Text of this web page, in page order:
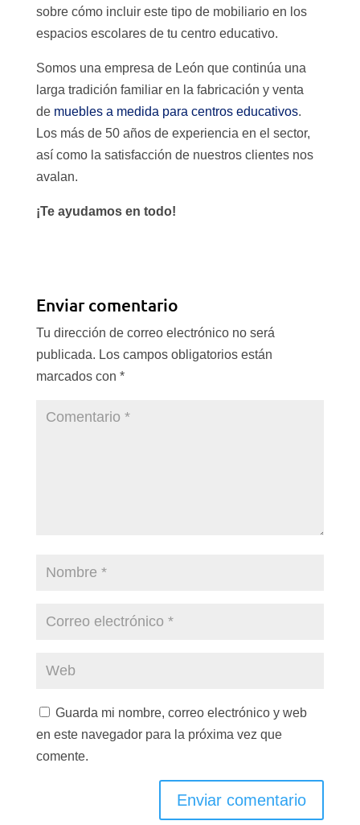
sobre cómo incluir este tipo de mobiliario en los
espacios escolares de tu centro educativo.
Somos una empresa de León que continúa una
larga tradición familiar en la fabricación y venta
de muebles a medida para centros educativos.
Los más de 50 años de experiencia en el sector,
así como la satisfacción de nuestros clientes nos
avalan.
¡Te ayudamos en todo!
Enviar comentario
Tu dirección de correo electrónico no será
publicada. Los campos obligatorios están
marcados con *
Guarda mi nombre, correo electrónico y web
en este navegador para la próxima vez que
comente.